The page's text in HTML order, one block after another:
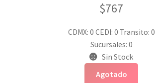
$767
CDMX: 0 CEDI: 0 Transito: 0
Sucursales: 0
Sin Stock
Agotado